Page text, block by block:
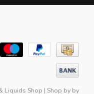
Liquids Shop | Shop by by